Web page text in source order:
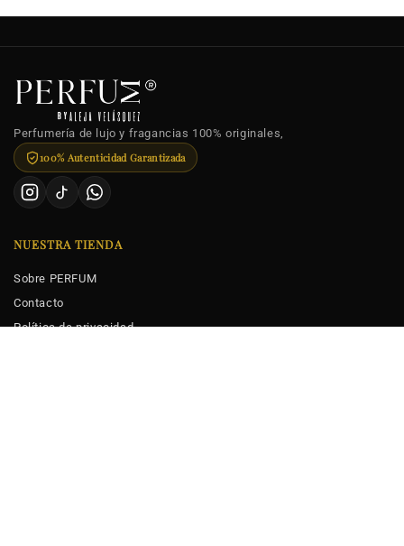
Perfumería de lujo y fragancias 100% originales,
100% Autenticidad Garantizada
NUESTRA TIENDA
Sobre PERFUM
Contacto
Política de privacidad